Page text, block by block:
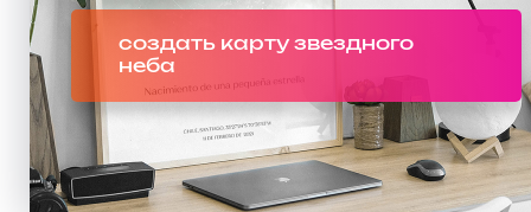
создать карту звездного
неба